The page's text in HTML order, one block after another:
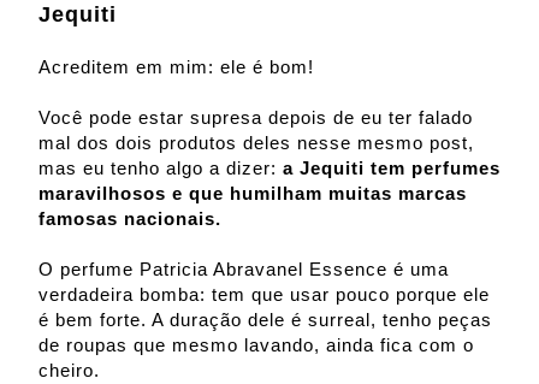
Jequiti
Acreditem em mim: ele é bom!
Você pode estar supresa depois de eu ter falado
mal dos dois produtos deles nesse mesmo post,
mas eu tenho algo a dizer: a Jequiti tem perfumes
maravilhosos e que humilham muitas marcas
famosas nacionais.
O perfume Patricia Abravanel Essence é uma
verdadeira bomba: tem que usar pouco porque ele
é bem forte. A duração dele é surreal, tenho peças
de roupas que mesmo lavando, ainda fica com o
cheiro.